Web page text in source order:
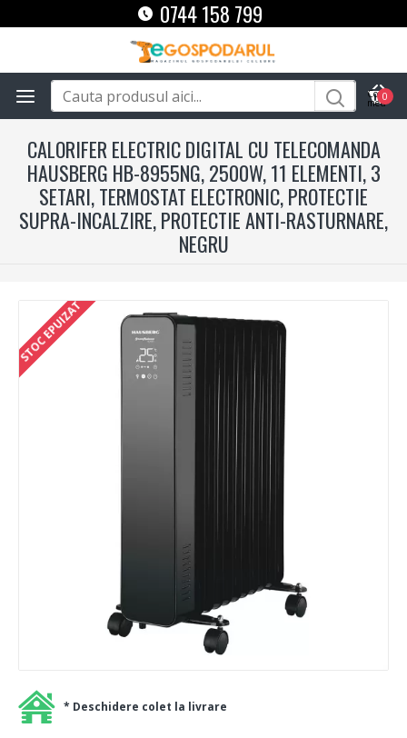
0744 158 799
0
CALORIFER ELECTRIC DIGITAL CU TELECOMANDA
HAUSBERG HB-8955NG, 2500W, 11 ELEMENTI, 3
SETARI, TERMOSTAT ELECTRONIC, PROTECTIE
SUPRA-INCALZIRE, PROTECTIE ANTI-RASTURNARE,
NEGRU
STOC EPUIZAT
* Deschidere colet la livrare